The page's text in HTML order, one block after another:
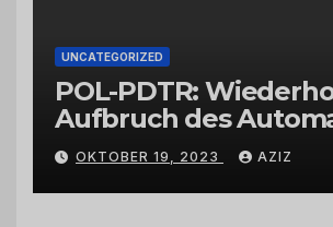
UNCATEGORIZED
POL-PDTR:
Aufbruch des
Wohnmobilstellplatz
Hermeskeil am
OKTOBER 19, 2023 AZIZ